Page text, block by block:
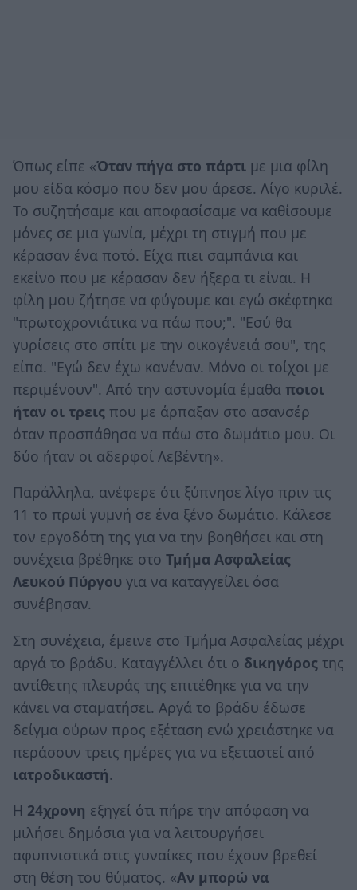
Όπως είπε «Όταν πήγα στο πάρτι με μια φίλη
μου είδα κόσμο που δεν μου άρεσε. Λίγο κυριλέ.
Το συζητήσαμε και αποφασίσαμε να καθίσουμε
μόνες σε μια γωνία, μέχρι τη στιγμή που με
κέρασαν ένα ποτό. Είχα πιει σαμπάνια και
εκείνο που με κέρασαν δεν ήξερα τι είναι. Η
φίλη μου ζήτησε να φύγουμε και εγώ σκέφτηκα
"πρωτοχρονιάτικα να πάω που;". "Εσύ θα
γυρίσεις στο σπίτι με την οικογένειά σου", της
είπα. "Εγώ δεν έχω κανέναν. Μόνο οι τοίχοι με
περιμένουν". Από την αστυνομία έμαθα ποιοι
ήταν οι τρεις που με άρπαξαν στο ασανσέρ
όταν προσπάθησα να πάω στο δωμάτιο μου. Οι
δύο ήταν οι αδερφοί Λεβέντη».
Παράλληλα, ανέφερε ότι ξύπνησε λίγο πριν τις
11 το πρωί γυμνή σε ένα ξένο δωμάτιο. Κάλεσε
τον εργοδότη της για να την βοηθήσει και στη
συνέχεια βρέθηκε στο Τμήμα Ασφαλείας
Λευκού Πύργου για να καταγγείλει όσα
συνέβησαν.
Στη συνέχεια, έμεινε στο Τμήμα Ασφαλείας μέχρι
αργά το βράδυ. Καταγγέλλει ότι ο δικηγόρος της
αντίθετης πλευράς της επιτέθηκε για να την
κάνει να σταματήσει. Αργά το βράδυ έδωσε
δείγμα ούρων προς εξέταση ενώ χρειάστηκε να
περάσουν τρεις ημέρες για να εξεταστεί από
ιατροδικαστή.
Η 24χρονη εξηγεί ότι πήρε την απόφαση να
μιλήσει δημόσια για να λειτουργήσει
αφυπνιστικά στις γυναίκες που έχουν βρεθεί
στη θέση του θύματος. «Αν μπορώ να